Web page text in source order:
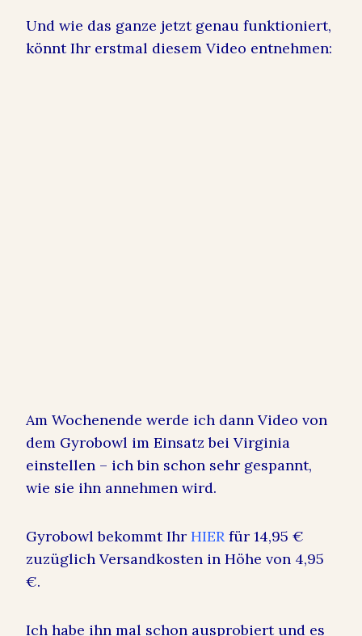
Und wie das ganze jetzt genau funktioniert,
könnt Ihr erstmal diesem Video entnehmen:
Am Wochenende werde ich dann Video von
dem Gyrobowl im Einsatz bei Virginia
einstellen – ich bin schon sehr gespannt,
wie sie ihn annehmen wird.
Gyrobowl bekommt Ihr HIER für 14,95 €
zuzüglich Versandkosten in Höhe von 4,95
€.
Ich habe ihn mal schon ausprobiert und es